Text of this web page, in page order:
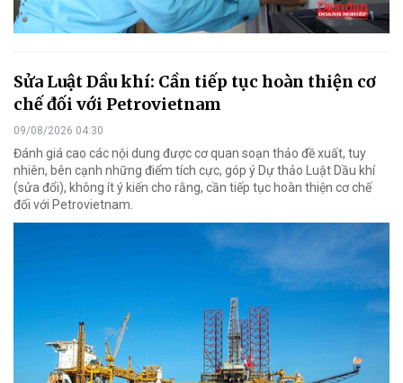
Sửa Luật Dầu khí: Cần tiếp tục hoàn thiện cơ
chế đối với Petrovietnam
09/08/2026 04:30
Đánh giá cao các nội dung được cơ quan soạn thảo đề xuất, tuy
nhiên, bên cạnh những điểm tích cực, góp ý Dự thảo Luật Dầu khí
(sửa đổi), không ít ý kiến cho rằng, cần tiếp tục hoàn thiện cơ chế
đối với Petrovietnam.